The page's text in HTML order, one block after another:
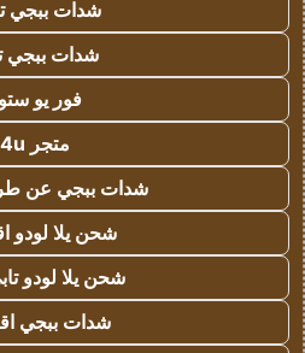
شدات ببجي
شدات ببجي
فور يو
متجر 4u
شدات ببجي عن
شحن يلا لودو
شحن يلا لودو
شدات ببجي